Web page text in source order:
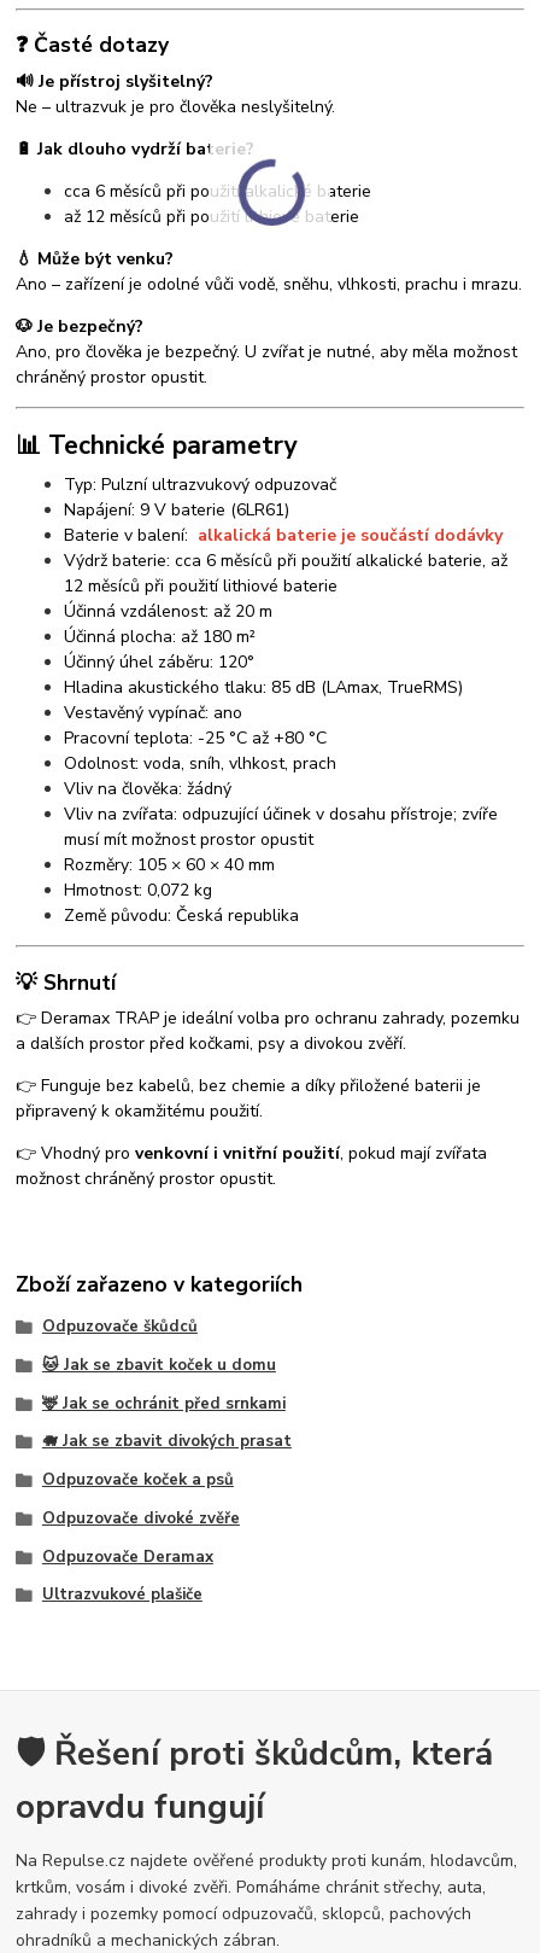
❓ Časté dotazy
🔊 Je přístroj slyšitelný?
Ne – ultrazvuk je pro člověka neslyšitelný.
🔋 Jak dlouho vydrží baterie?
cca 6 měsíců při použití alkalické baterie
až 12 měsíců při použití lithiové baterie
💧 Může být venku?
Ano – zařízení je odolné vůči vodě, sněhu, vlhkosti, prachu i mrazu.
🐶 Je bezpečný?
Ano, pro člověka je bezpečný. U zvířat je nutné, aby měla možnost
chráněný prostor opustit.
📊 Technické parametry
Typ: Pulzní ultrazvukový odpuzovač
Napájení: 9 V baterie (6LR61)
Baterie v balení: alkalická baterie je součástí dodávky
Výdrž baterie: cca 6 měsíců při použití alkalické baterie, až
12 měsíců při použití lithiové baterie
Účinná vzdálenost: až 20 m
Účinná plocha: až 180 m²
Účinný úhel záběru: 120°
Hladina akustického tlaku: 85 dB (LAmax, TrueRMS)
Vestavěný vypínač: ano
Pracovní teplota: -25 °C až +80 °C
Odolnost: voda, sníh, vlhkost, prach
Vliv na člověka: žádný
Vliv na zvířata: odpuzující účinek v dosahu přístroje; zvíře
musí mít možnost prostor opustit
Rozměry: 105 × 60 × 40 mm
Hmotnost: 0,072 kg
Země původu: Česká republika
💡 Shrnutí
👉 Deramax TRAP je ideální volba pro ochranu zahrady, pozemku
a dalších prostor před kočkami, psy a divokou zvěří.
👉 Funguje bez kabelů, bez chemie a díky přiložené baterii je
připravený k okamžitému použití.
👉 Vhodný provenkovní i vnitřní použití, pokud mají zvířata
možnost chráněný prostor opustit.
Zboží zařazeno v kategoriích
Odpuzovače škůdců
🐱 Jak se zbavit koček u domu
🦌 Jak se ochránit před srnkami
🐗 Jak se zbavit divokých prasat
Odpuzovače koček a psů
Odpuzovače divoké zvěře
Odpuzovače Deramax
Ultrazvukové plašiče
🛡️ Řešení proti škůdcům, která
opravdu fungují
Na Repulse.cz najdete ověřené produkty proti kunám, hlodavcům,
krtkům, vosám i divoké zvěři. Pomáháme chránit střechy, auta,
zahrady i pozemky pomocí odpuzovačů, sklopců, pachových
ohradníků a mechanických zábran.